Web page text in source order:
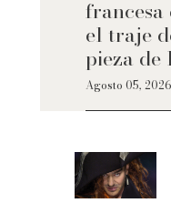
el traje
pieza de
Agosto 05, 2026